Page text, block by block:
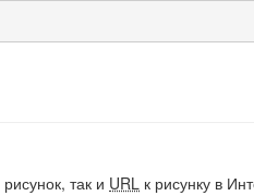
так и URL к рисунку в